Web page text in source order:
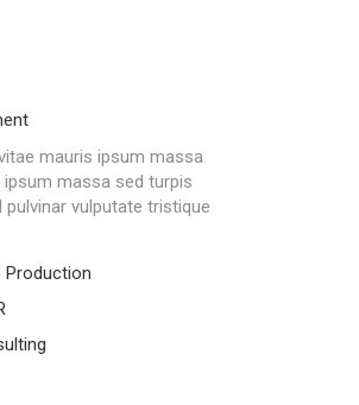
mauris ipsum massa
massa sed turpis
pulvinar vulputate tristique
Production